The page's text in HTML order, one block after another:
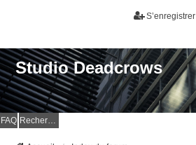
S’enregistrer
Studio Deadcrows
FAQ Rechercher